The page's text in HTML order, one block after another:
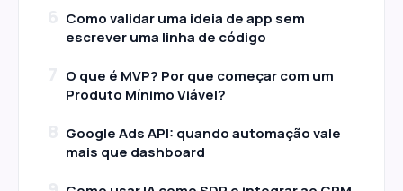
Como validar uma ideia de app sem
escrever uma linha de código
O que é MVP? Por que começar com um
Produto Mínimo Viável?
Google Ads API: quando automação vale
mais que dashboard